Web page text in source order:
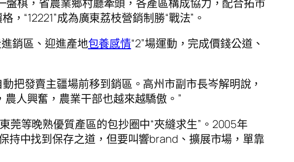
盤棋，省農業鄉村廳牽頭，各產區構成協力，配合拓市
，“12221”成為廣東荔枝營銷制勝“戰法”。
進銷區、迎進產地包養感情“2”場運動，完成價錢公道、
把發賣主疆場前移到銷區。高州市副市長岑解明說，
人興奮，農業干部也越來越驕傲。”
莞等晚熟優質產區的包抄圈中“夾縫求生”。2005年
持中找到保存之道，但要叫響brand、擴展市場，單靠